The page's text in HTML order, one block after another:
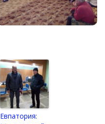
Евпатория: